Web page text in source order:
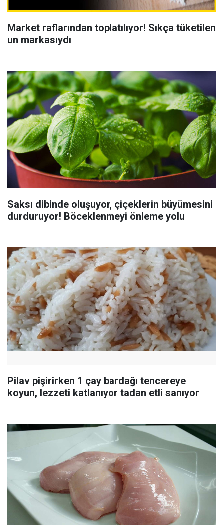
Market raflarından toplatılıyor! Sıkça tüketilen
un markasıydı
Saksı dibinde oluşuyor, çiçeklerin büyümesini
durduruyor! Böceklenmeyi önleme yolu
Pilav pişirirken 1 çay bardağı tencereye
koyun, lezzeti katlanıyor tadan etli sanıyor